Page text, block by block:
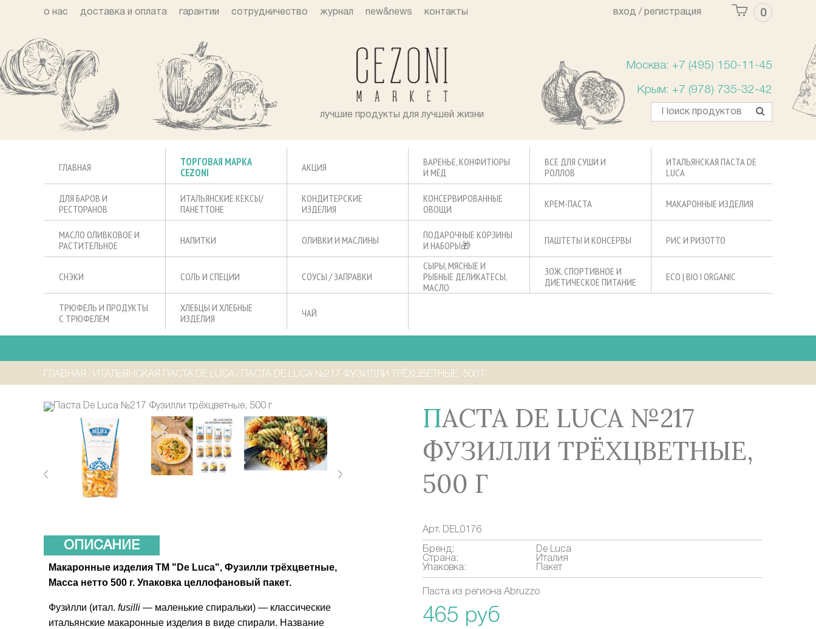
о нас доставка и оплата гарантии сотрудничество журнал new&news контакты 0
вход / регистрация
лучшие продукты для лучшей жизни
Москва: +7 (495) 150-11-45
Крым: +7 (978) 735-32-42
ГЛАВНАЯ
ТОРГОВАЯ МАРКА
CEZONI
АКЦИЯ
ВАРЕНЬЕ, КОНФИТЮРЫ
И МЁД
ВСЕ ДЛЯ СУШИ И
РОЛЛОВ
ИТАЛЬЯНСКАЯ ПАСТА DE
LUCA
ДЛЯ БАРОВ И
РЕСТОРАНОВ
ИТАЛЬЯНСКИЕ КЕКСЫ/
ПАНЕТТОНЕ
КОНДИТЕРСКИЕ
ИЗДЕЛИЯ
КОНСЕРВИРОВАННЫЕ
ОВОЩИ
КРЕМ-ПАСТА МАКАРОННЫЕ ИЗДЕЛИЯ
МАСЛО ОЛИВКОВОЕ И
РАСТИТЕЛЬНОЕ
НАПИТКИ ОЛИВКИ И МАСЛИНЫ
ПОДАРОЧНЫЕ КОРЗИНЫ
И НАБОРЫ🎁
ПАШТЕТЫ И КОНСЕРВЫ РИС И РИЗОТТО
СНЭКИ СОЛЬ И СПЕЦИИ СОУСЫ / ЗАПРАВКИ
СЫРЫ, МЯСНЫЕ И
РЫБНЫЕ ДЕЛИКАТЕСЫ,
МАСЛО
ЗОЖ, СПОРТИВНОЕ И
ДИЕТИЧЕСКОЕ ПИТАНИЕ
ECO | BIO I ORGANIC
ТРЮФЕЛЬ И ПРОДУКТЫ
С ТРЮФЕЛЕМ
ХЛЕБЦЫ И ХЛЕБНЫЕ
ИЗДЕЛИЯ
ЧАЙ
ГЛАВНАЯ ⁄ ИТАЛЬЯНСКАЯ ПАСТА DE LUCA ⁄ ПАСТА DE LUCA №217 ФУЗИЛЛИ ТРЁХЦВЕТНЫЕ, 500 Г
ОПИСАНИЕ
Макаронные изделия ТМ "De Luca", Фузилли трёхцветные,
Масса нетто 500 г. Упаковка целлофановый пакет.
Фузи́лли (итал. fusilli — маленькие спиральки) — классические
итальянские макаронные изделия в виде спирали. Название
ПАСТА DE LUCA №217
ФУЗИЛЛИ ТРЁХЦВЕТНЫЕ,
500 Г
Арт. DEL0176
Бренд:
De Luca
Страна:
Италия
Упаковка:
Пакет
Паста из региона Abruzzo
465 руб